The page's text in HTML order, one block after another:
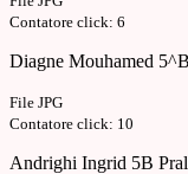
Contatore click: 6
Diagne Mouhamed
File JPG
Contatore click: 10
Andrighi Ingrid 5B